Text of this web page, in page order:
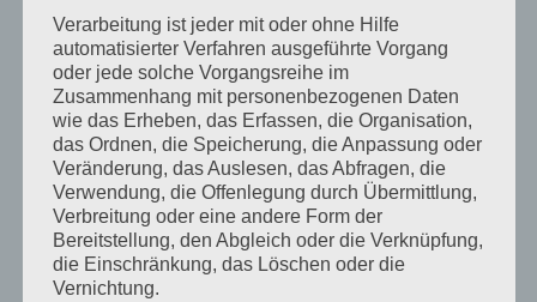
Mai 2023
April 2023
März 2023
Februar 2023
Dezember 2022
November 2022
Oktober 2022
Verarbeitung ist jeder mit oder ohne Hilfe
automatisierter Verfahren ausgeführte Vorgang
oder jede solche Vorgangsreihe im
Zusammenhang mit personenbezogenen Daten
wie das Erheben, das Erfassen, die Organisation,
das Ordnen, die Speicherung, die Anpassung oder
Veränderung, das Auslesen, das Abfragen, die
Verwendung, die Offenlegung durch Übermittlung,
Verbreitung oder eine andere Form der
Bereitstellung, den Abgleich oder die Verknüpfung,
die Einschränkung, das Löschen oder die
Vernichtung.